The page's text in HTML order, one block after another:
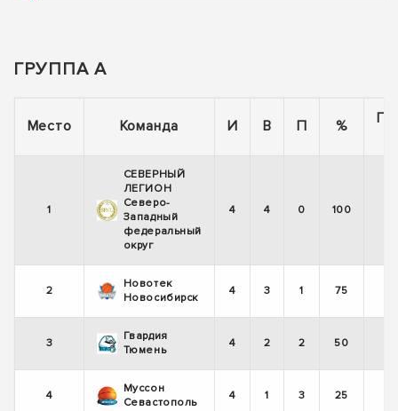
ГРУППА А
Место Команда И В П %
1
СЕВЕРНЫЙ
ЛЕГИОН
Северо-
Западный
федеральный
округ
4 4 0 100
2
Новотек
Новосибирск
4 3 1 75
3
Гвардия
Тюмень
4 2 2 50
4
Муссон
Севастополь
4 1 3 25